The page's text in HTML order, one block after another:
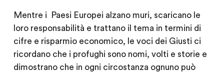
Mentre i
Paesi Europei alzano muri, scaricano le
loro responsabilità e trattano il tema in termini di
cifre e risparmio economico, le voci dei Giusti ci
ricordano che i profughi sono nomi, volti e storie e
dimostrano che in ogni circostanza ognuno può